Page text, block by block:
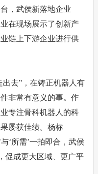
，武侯新落地企业
在现场展示了创新产
链上下游企业进行供
去”，在铸正机器人有
非常有意义的事。作
专注骨科机器人的科
屡获佳绩。杨标
‘所需’一拍即合，武侯
促成更大区域、更广平